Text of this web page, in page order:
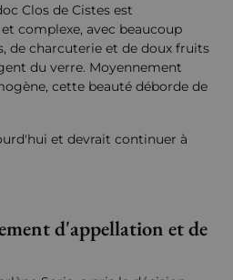
Clos de Cistes est
complexe, avec beaucoup
de charcuterie et de doux fruits
du verre. Moyennement
cette beauté déborde de
et devrait continuer à
d'appellation et de